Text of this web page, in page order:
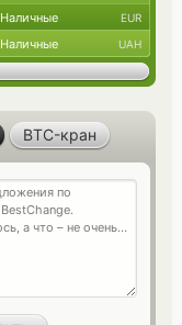
Наличные EUR
Наличные UAH
BTC-кран